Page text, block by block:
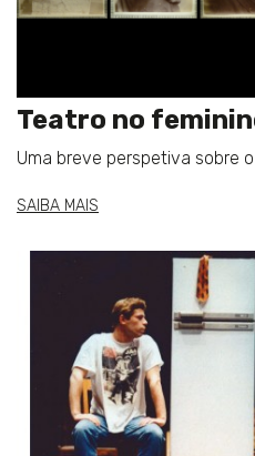
Teatro no
Uma breve perspetiva sobre
SAIBA MAIS